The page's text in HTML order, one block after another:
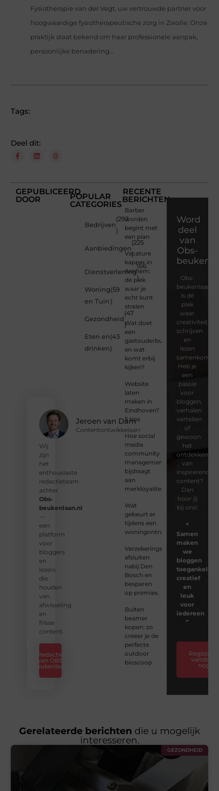
Fysiotherapie van der Vegt, uw vertrouwde partner voor
hoogwaardige fysiotherapeutische zorg in Zwolle. Onze
praktijk staat bekend om haar professionele aanpak,
persoonlijke benadering...
Tags:
Deel dit:
GEPUBLICEERD
DOOR
Jeroen van Dam
Contentontwikkelaarr
Wij
zijn
het
enthousiaste
redactieteam
achter
Obs-
beukenlaan.nl
—
een
platform
voor
bloggers
en
lezers
die
houden
van
afwisseling
en
frisse
content.
Redactie
van OBS
Beukenlaan
POPULAR
CATEGORIES
Bedrijven
(292
)
Aanbiedingen
(225
)
Dienstverlening
(66
)
Woning
en Tuin
(59
)
Gezondheid
(47
)
Eten en
drinken
(43
)
RECENTE
BERICHTEN
Barber
worden
begint met
een plan
Vacature
kapper in
Arnhem:
de plek
waar je
echt kunt
stralen
Wat doet
een
gastouderbureau
en wat
komt erbij
kijken?
Website
laten
maken in
Eindhoven?
5 tips
Hoe social
media
community
management
bijdraagt
aan
merkloyaliteit
Wat
gebeurt er
tijdens een
woningontruiming?
Verzekeringspakket
afsluiten
nabij Den
Bosch en
besparen
op premies
Buiten
beamer
kopen: zo
creëer je de
perfecte
outdoor
bioscoop
Word
deel
van
Obs-
Obs-
beukenlaan.nl
is dé
plek
waar
creativiteit,
schrijven
en
lezen
samenkomen.
Heb je
een
passie
voor
bloggen,
verhalen
vertellen
of
gewoon
het
ontdekken
van
inspirerende
content?
Dan
hoor jij
bij ons!
❝
Samen
maken
we
bloggen
toegankelijk,
creatief
en
leuk
voor
iedereen
❞
Registreer
vandaag
nog
Gerelateerde berichten die u mogelijk
interesseren.
GEZONDHEID